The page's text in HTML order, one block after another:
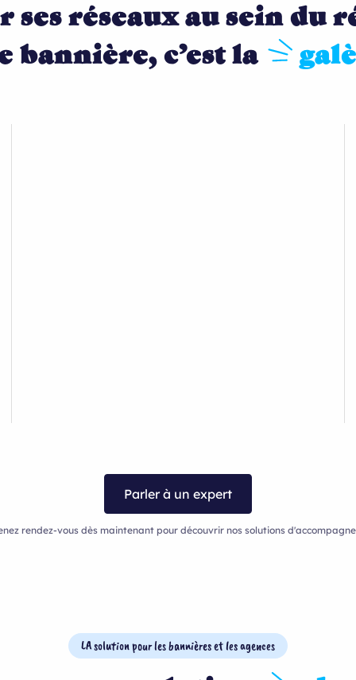
ses réseaux au sein du
bannière, c’est la
Parler à un expert
rendez-vous dès maintenant pour découvrir nos solutions
LA solution pour les bannières et les agences